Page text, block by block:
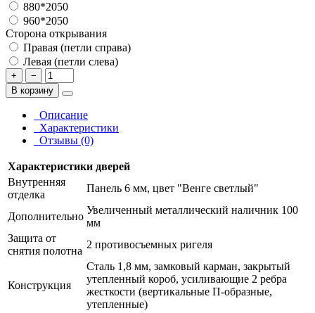
880*2050
960*2050
Сторона открывания
Правая (петли справа)
Левая (петли слева)
+
−
В корзину
Описание
Характеристики
Отзывы (0)
Характеристики дверей
Внутренняя
отделка
Панель 6 мм, цвет "Венге светлый"
Дополнительно
Увеличенный металлический наличник 100
мм
Защита от
снятия полотна
2 противосъемных ригеля
Конструкция
Сталь 1,8 мм, замковый карман, закрытый
утепленный короб, усиливающие 2 ребра
жесткости (вертикальные П-образные,
утепленные)